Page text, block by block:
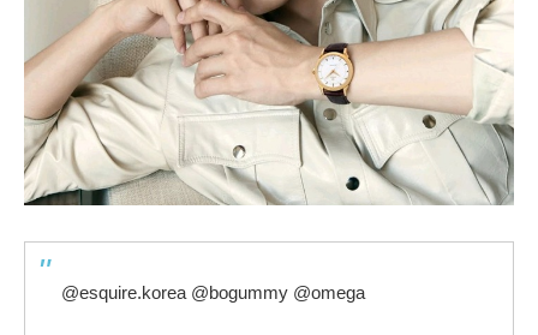
@esquire.korea @bogummy @omega